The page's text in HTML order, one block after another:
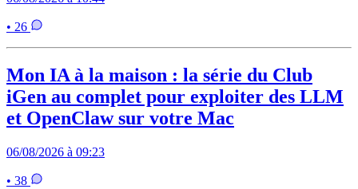
• 26
Mon IA à la maison : la série du Club
iGen au complet pour exploiter des LLM
et OpenClaw sur votre Mac
06/08/2026 à 09:23
• 38